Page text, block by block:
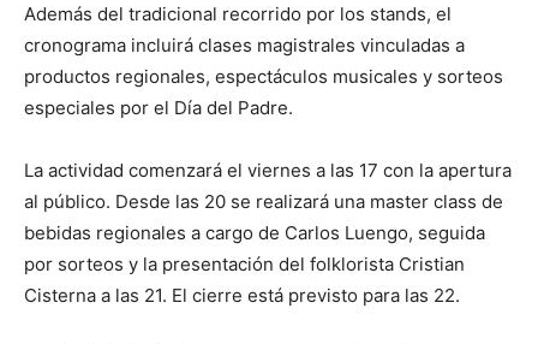
Además del tradicional recorrido por los stands, el
cronograma incluirá clases magistrales vinculadas a
productos regionales, espectáculos musicales y sorteos
especiales por el Día del Padre.
La actividad comenzará el viernes a las 17 con la apertura
al público. Desde las 20 se realizará una master class de
bebidas regionales a cargo de Carlos Luengo, seguida
por sorteos y la presentación del folklorista Cristian
Cisterna a las 21. El cierre está previsto para las 22.